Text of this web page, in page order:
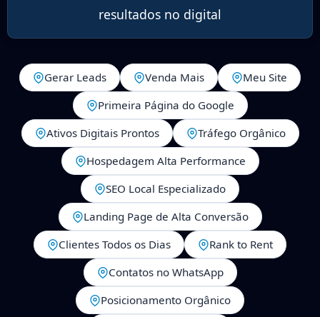
resultados no digital
Gerar Leads Venda Mais
Meu Site
Primeira Página do Google
Ativos Digitais Prontos
Tráfego Orgânico
Hospedagem Alta Performance
SEO Local Especializado
Landing Page de Alta Conversão
Clientes Todos os Dias
Rank to Rent
Contatos no WhatsApp
Posicionamento Orgânico